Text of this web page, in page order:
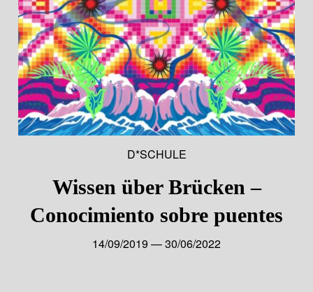
D*SCHULE
Wissen über Brücken –
Conocimiento sobre puentes
14/09/2019 — 30/06/2022